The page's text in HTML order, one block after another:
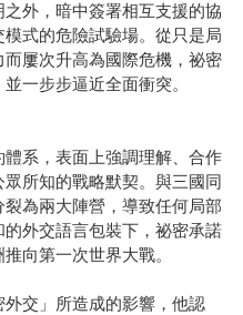
外，暗中簽署相互支援的協
式的危險試驗場。從只是局
屢次升高為國際危機，祕密
一步步逼近全面衝突。
系，表面上強調理解、合作
所知的戰略默契。與三國同
為兩大陣營，導致任何局部
外交語言包裝下，祕密承諾
向第一次世界大戰。
交」所造成的影響，他認